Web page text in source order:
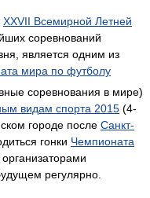
XXVII Всемирной Летней
соревнований
является одним из
мира по футболу
соревнования в мире)
видам спорта 2015 (4-
городе после Санкт-
гонки Чемпионата
, организаторами
регулярно.